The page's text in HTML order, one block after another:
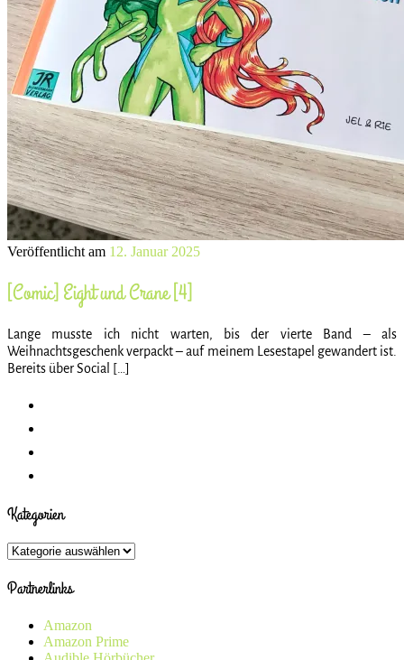
Veröffentlicht am 12. Januar 2025
[Comic] Eight und Crane [4]
Lange musste ich nicht warten, bis der vierte Band – als
Weihnachtsgeschenk verpackt – auf meinem Lesestapel gewandert ist.
Bereits über Social […]
Kategorien
Kategorien
Partnerlinks
Amazon
Amazon Prime